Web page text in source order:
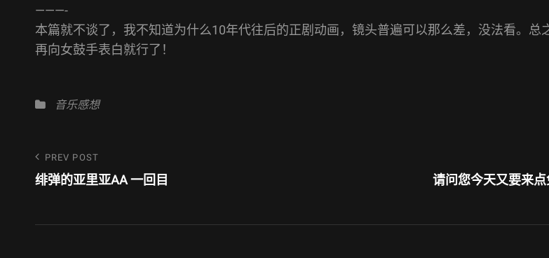
———-
本篇就不谈了，我不知道为什么10年代往后的正剧动画，镜头普遍可以那么差，没法看。总
再向女鼓手表白就行了！
Categories
音乐感想
文
章
航
Previous
Post
PREV POST
绯弹的亚里亚AA 一回目 请问您今天又要来点